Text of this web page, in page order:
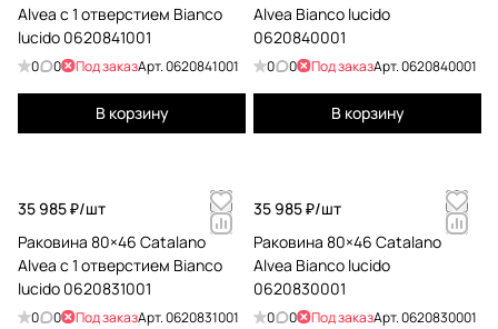
Alvea с 1 отверстием Bianco
lucido 0620841001
0 0 Под заказАрт.0620841001
В корзину
Alvea Bianco lucido
0620840001
0 0 Под заказАрт.0620840001
В корзину
35 985 ₽/шт
Раковина 80×46 Catalano
Alvea с 1 отверстием Bianco
lucido 0620831001
0 0 Под заказАрт.0620831001
35 985 ₽/шт
Раковина 80×46 Catalano
Alvea Bianco lucido
0620830001
0 0 Под заказАрт.0620830001